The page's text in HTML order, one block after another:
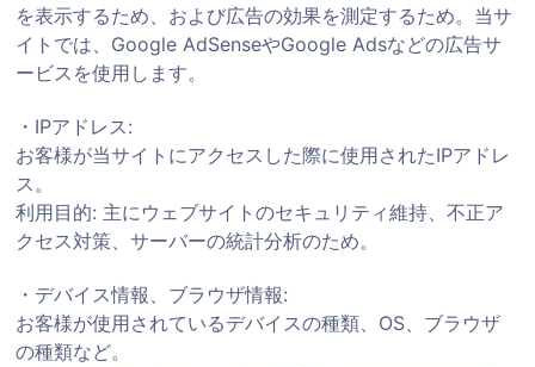
を表示するため、および広告の効果を測定するため。当サ
イトでは、Google AdSenseやGoogle Adsなどの広告サ
ービスを使用します。
・IPアドレス:
お客様が当サイトにアクセスした際に使用されたIPアドレ
ス。
利用目的: 主にウェブサイトのセキュリティ維持、不正ア
クセス対策、サーバーの統計分析のため。
・デバイス情報、ブラウザ情報:
お客様が使用されているデバイスの種類、OS、ブラウザ
の種類など。